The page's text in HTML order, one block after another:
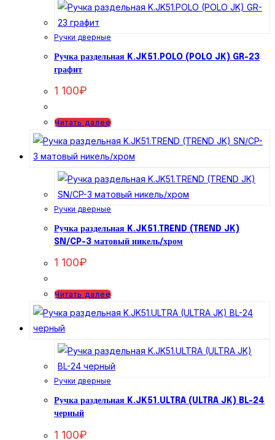
Ручки дверные
Ручка раздельная K.JK51.POLO (POLO JK) GR-23
графит
1 100₽
Читать далее
Ручки дверные
Ручка раздельная K.JK51.TREND (TREND JK)
SN/CP-3 матовый никель/хром
1 100₽
Читать далее
Ручки дверные
Ручка раздельная K.JK51.ULTRA (ULTRA JK) BL-24
черный
1 100₽